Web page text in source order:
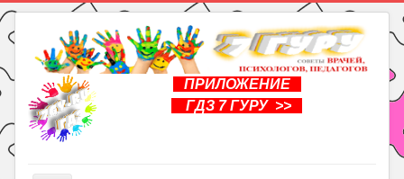
ПРИЛОЖЕНИЕ
ГДЗ 7 ГУРУ >>